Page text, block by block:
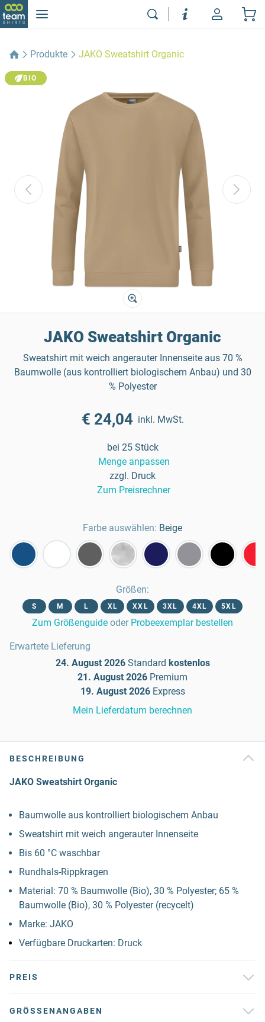
Produkte JAKO Sweatshirt Organic
BIO
JAKO Sweatshirt Organic
Sweatshirt mit weich angerauter Innenseite aus 70 %
Baumwolle (aus kontrolliert biologischem Anbau) und 30
% Polyester
€ 24,04 inkl. MwSt.
bei 25 Stück
Menge anpassen
zzgl. Druck
Zum Preisrechner
Farbe auswählen: Beige
Größen:
S M L XL XXL 3XL 4XL 5XL
Zum Größenguide oder Probeexemplar bestellen
Erwartete Lieferung
24. August 2026 Standard kostenlos
21. August 2026 Premium
19. August 2026 Express
Mein Lieferdatum berechnen
BESCHREIBUNG
JAKO Sweatshirt Organic
Baumwolle aus kontrolliert biologischem Anbau
Sweatshirt mit weich angerauter Innenseite
Bis 60 °C waschbar
Rundhals-Rippkragen
Material: 70 % Baumwolle (Bio), 30 % Polyester; 65 %
Baumwolle (Bio), 30 % Polyester (recycelt)
Marke: JAKO
Verfügbare Druckarten: Druck
PREIS
GRÖSSENANGABEN